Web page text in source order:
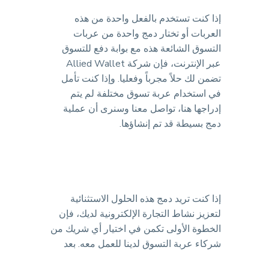
إذا كنت تستخدم بالفعل واحدة من هذه
العربات أو تختار دمج واحدة من عربات
التسوق الشائعة هذه مع بوابة دفع للتسوق
عبر الإنترنت، فإن شركة Allied Wallet
تضمن لك حلاً مجرباً وفعليا. وإذا كنت تأمل
في استخدام عربة تسوق مختلفة لم يتم
إدراجها هنا، تواصل معنا وسنرى أن عملية
دمج بسيطة قد تم إنشاؤها.
إذا كنت تريد دمج هذه الحلول الاستثنائية
لتعزيز نشاط التجارة الإلكترونية لديك، فإن
الخطوة الأولى تكمن في اختيار أي شريك من
شركاء عربة التسوق لدينا للعمل معه. بعد